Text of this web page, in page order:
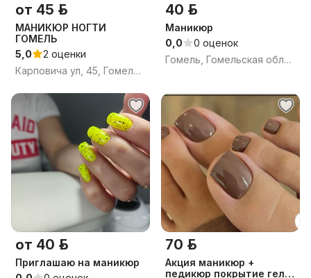
от 45 р.
МАНИКЮР НОГТИ
ГОМЕЛЬ
5,0
2 оценки
Карповича ул, 45, Гомель, Гомельская область
40 р.
Маникюр
0,0
0 оценок
Гомель, Гомельская область
от 40 р.
Приглашаю на маникюр
70 р.
Акция маникюр +
педикюр покрытие гель